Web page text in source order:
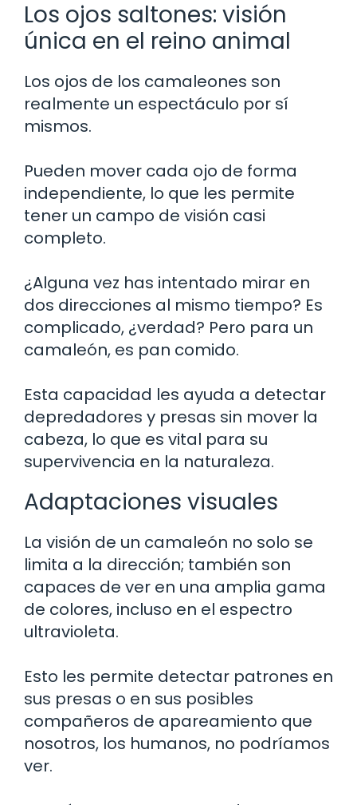
Los ojos saltones: visión
única en el reino animal
Los ojos de los camaleones son
realmente un espectáculo por sí
mismos.
Pueden mover cada ojo de forma
independiente, lo que les permite
tener un campo de visión casi
completo.
¿Alguna vez has intentado mirar en
dos direcciones al mismo tiempo? Es
complicado, ¿verdad? Pero para un
camaleón, es pan comido.
Esta capacidad les ayuda a detectar
depredadores y presas sin mover la
cabeza, lo que es vital para su
supervivencia en la naturaleza.
Adaptaciones visuales
La visión de un camaleón no solo se
limita a la dirección; también son
capaces de ver en una amplia gama
de colores, incluso en el espectro
ultravioleta.
Esto les permite detectar patrones en
sus presas o en sus posibles
compañeros de apareamiento que
nosotros, los humanos, no podríamos
ver.